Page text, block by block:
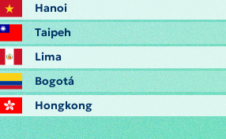
Hanoi
Taipeh
Lima
Bogotá
Hongkong